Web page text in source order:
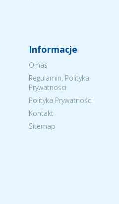
Informacje
O nas
Regulamin, Polityka
Prywatności
Polityka Prywatności
Kontakt
Sitemap